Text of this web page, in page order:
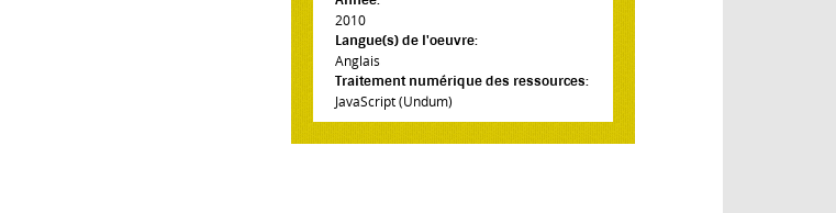
2010
Langue(s) de l'oeuvre:
Anglais
Traitement numérique des ressources:
JavaScript (Undum)